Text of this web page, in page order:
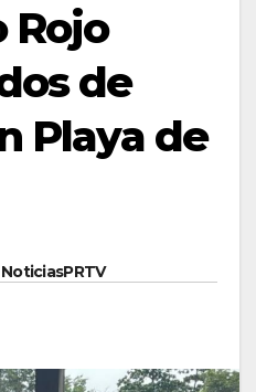
Rojo
de
Playa de